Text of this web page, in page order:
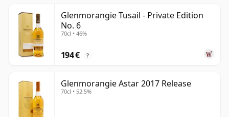
Glenmorangie Tusail - Private Edition
No. 6
70cl • 46%
194 € ?
Glenmorangie Astar 2017 Release
70cl • 52.5%